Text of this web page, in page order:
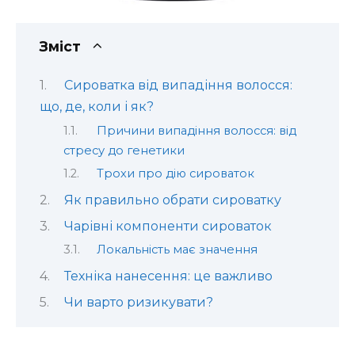
Зміст
Сироватка від випадіння волосся:
що, де, коли і як?
Причини випадіння волосся: від
стресу до генетики
Трохи про дію сироваток
Як правильно обрати сироватку
Чарівні компоненти сироваток
Локальність має значення
Техніка нанесення: це важливо
Чи варто ризикувати?